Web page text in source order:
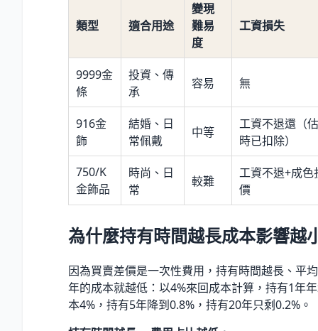
類型 適合用途
變現
難易
度
工資損失
9999金
條
投資、傳
承
容易 無
916金
飾
結婚、日
常佩戴
中等
工資不退還（
時已扣除）
750/K
金飾品
時尚、日
常
較難
工資不退+成色
價
為什麼持有時間越長成本影響越
因為買賣差價是一次性費用，持有時間越長、平
年的成本就越低：以4%來回成本計算，持有1年
本4%，持有5年降到0.8%，持有20年只剩0.2%。